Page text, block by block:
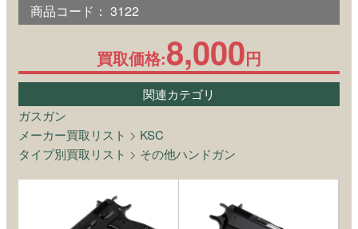
商品コード： 3122
買取価格:8,000円
関連カテゴリ
ガスガン
メーカー買取リスト > KSC
タイプ別買取リスト > その他ハンドガン